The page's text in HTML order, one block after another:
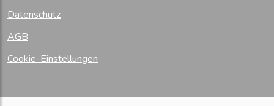
Datenschutz
AGB
Cookie-Einstellungen